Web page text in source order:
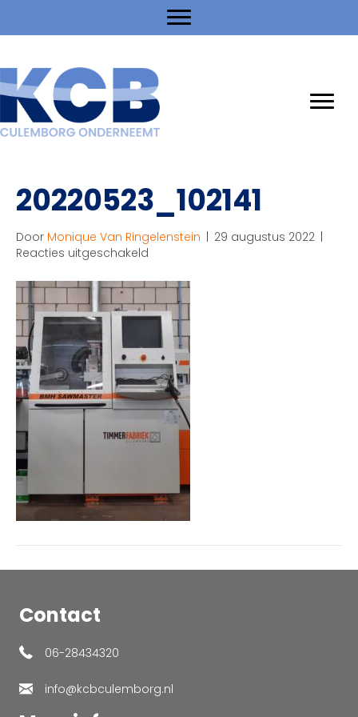
20220523_102141
Door Monique Van Ringelenstein | 29 augustus 2022 |
Reacties uitgeschakeld
Contact
06-28434320
info@kcbculemborg.nl